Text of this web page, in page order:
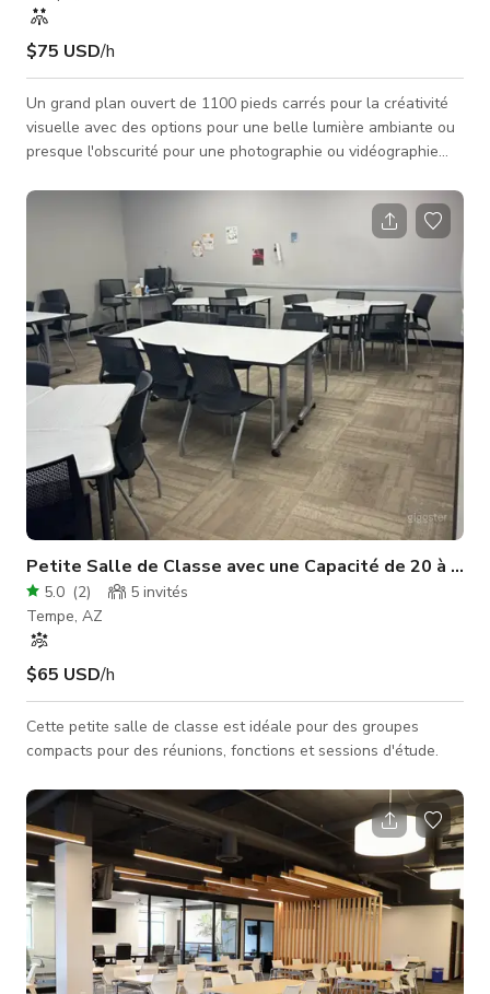
$75 USD/h
Un grand plan ouvert de 1100 pieds carrés pour la créativité
visuelle avec des options pour une belle lumière ambiante ou
presque l'obscurité pour une photographie ou vidéographie
renseigner auprès de l'hôte sur la disponibilité de l'espace.
RÉSERVEZ MAINTENANT VIA GIGGSTER !
Petite Salle de Classe avec une Capacité de 20 à 30
5.0 (2) 5 invités
Tempe, AZ
$65 USD/h
Cette petite salle de classe est idéale pour des groupes
compacts pour des réunions, fonctions et sessions d'étude.